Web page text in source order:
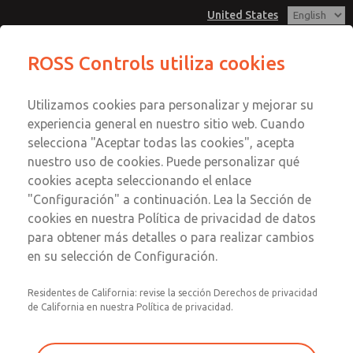
United States
Cuenta
Ver Carrito de Compra
Registrarse
Inscribirse
COMPACTO - DN04 (2/2 vías con
control externo)
Serie COMPACT, alternativamente con válvula piloto
válvula giratorio.
control externo)
ROSS Controls utiliza cookies
Utilizamos cookies para personalizar y mejorar su
experiencia general en nuestro sitio web. Cuando
selecciona "Aceptar todas las cookies", acepta
nuestro uso de cookies. Puede personalizar qué
cookies acepta seleccionando el enlace
"Configuración" a continuación. Lea la Sección de
cookies en nuestra Política de privacidad de datos
para obtener más detalles o para realizar cambios
en su selección de Configuración.
Residentes de California: revise la sección Derechos de privacidad
de California en nuestra Política de privacidad.